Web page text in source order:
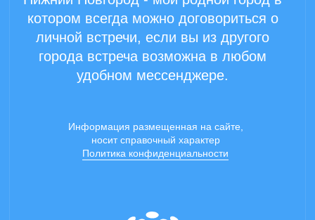
Copyright 2024 ©
Все права защищены.